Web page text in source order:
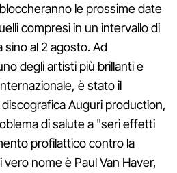
le prossime date
compresi in un intervallo di
al 2 agosto. Ad
degli artisti più brillanti e
è stato il
Auguri production,
di salute a "seri effetti
profilattico contro la
vero nome è Paul Van Haver,